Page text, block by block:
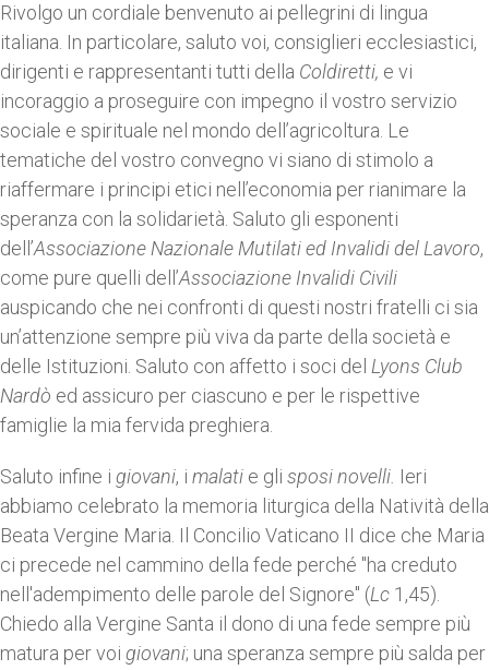
Rivolgo un cordiale benvenuto ai pellegrini di lingua
italiana. In particolare, saluto voi, consiglieri ecclesiastici,
dirigenti e rappresentanti tutti della Coldiretti, e vi
incoraggio a proseguire con impegno il vostro servizio
sociale e spirituale nel mondo dell’agricoltura. Le
tematiche del vostro convegno vi siano di stimolo a
riaffermare i principi etici nell’economia per rianimare la
speranza con la solidarietà. Saluto gli esponenti
dell’Associazione Nazionale Mutilati ed Invalidi del Lavoro,
come pure quelli dell’Associazione Invalidi Civili
auspicando che nei confronti di questi nostri fratelli ci sia
un’attenzione sempre più viva da parte della società e
delle Istituzioni. Saluto con affetto i soci del Lyons Club
Nardò ed assicuro per ciascuno e per le rispettive
famiglie la mia fervida preghiera.
Saluto infine i giovani, i malati e gli sposi novelli. Ieri
abbiamo celebrato la memoria liturgica della Natività della
Beata Vergine Maria. Il Concilio Vaticano II dice che Maria
ci precede nel cammino della fede perché "ha creduto
nell'adempimento delle parole del Signore" (Lc 1,45).
Chiedo alla Vergine Santa il dono di una fede sempre più
matura per voi giovani; una speranza sempre più salda per